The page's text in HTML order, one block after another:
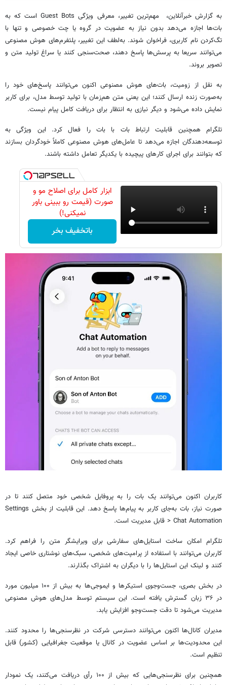
به گزارش خبرآنلاین، مهم‌ترین تغییر، معرفی ویژگی Guest Bots است که به
بات‌ها اجازه می‌دهد بدون نیاز به عضویت در گروه یا چت خصوصی و تنها با
تگ‌کردن نام کاربری، فراخوان شوند. به‌لطف این تغییر، پلتفرم‌های هوش مصنوعی
می‌توانند سریعا به پرسش‌ها پاسخ دهند، صحت‌سنجی کنند یا سراغ تولید متن و
تصویر بروند.
به نقل از زومیت، بات‌های هوش مصنوعی اکنون می‌توانند پاسخ‌های خود را
به‌صورت زنده ارسال کنند؛ این یعنی متن هم‌زمان با تولید توسط مدل، برای کاربر
نمایش داده می‌شود و دیگر نیازی به انتظار برای دریافت کامل پیام نیست.
تلگرام همچنین قابلیت ارتباط بات با بات را فعال کرد. این ویژگی به
توسعه‌دهندگان اجازه می‌دهد تا عامل‌های هوش مصنوعی کاملاً خودگردان بسازند
که بتوانند برای اجرای کارهای پیچیده با یکدیگر تعامل داشته باشند.
ابزار کامل برای اصلاح مو و
صورت (قیمت رو ببینی باور
نمیکنی!)
باتخفیف بخر
کاربران اکنون می‌توانند یک بات را به پروفایل شخصی خود متصل کنند تا در
صورت نیاز، بات به‌جای کاربر به پیام‌ها پاسخ دهد. این قابلیت از بخش Settings
> Chat Automation قابل مدیریت است.
تلگرام امکان ساخت استایل‌های سفارشی برای ویرایشگر متن را فراهم کرد.
کاربران می‌توانند با استفاده از پرامپت‌های شخصی، سبک‌های نوشتاری خاصی ایجاد
کنند و لینک این استایل‌ها را با دیگران به اشتراک بگذارند.
در بخش بصری، جست‌وجوی استیکرها و ایموجی‌ها به بیش از ۱۰۰ میلیون مورد
در ۳۶ زبان گسترش یافته است. این سیستم توسط مدل‌های هوش مصنوعی
مدیریت می‌شود تا دقت جست‌وجو افزایش یابد.
مدیران کانال‌ها اکنون می‌توانند دسترسی شرکت در نظرسنجی‌ها را محدود کنند.
این محدودیت‌ها بر اساس عضویت در کانال یا موقعیت جغرافیایی (کشور) قابل
تنظیم است.
همچنین برای نظرسنجی‌هایی که بیش از ۱۰۰ رأی دریافت می‌کنند، یک نمودار